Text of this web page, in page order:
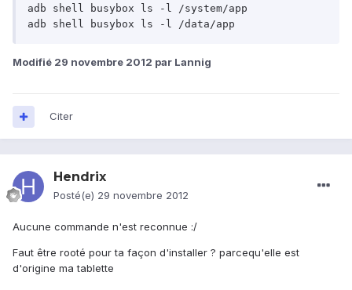
adb shell busybox ls -l /system/app
Modifié 29 novembre 2012 par Lannig
Citer
Hendrix
Posté(e) 29 novembre 2012
Aucune commande n'est reconnue :/
Faut être rooté pour ta façon d'installer ? parcequ'elle est
d'origine ma tablette